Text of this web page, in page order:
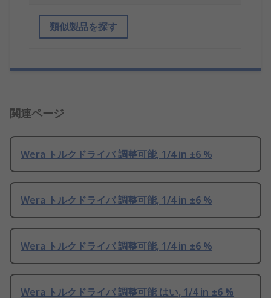
類似製品を探す
関連ページ
Wera トルクドライバ 調整可能, 1/4 in ±6 %
Wera トルクドライバ 調整可能, 1/4 in ±6 %
Wera トルクドライバ 調整可能, 1/4 in ±6 %
Wera トルクドライバ 調整可能 はい, 1/4 in ±6 %